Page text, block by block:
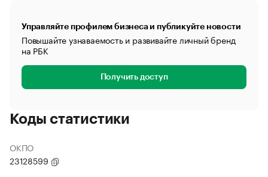
Управляйте профилем бизнеса и публикуйте новости
Повышайте узнаваемость и развивайте личный бренд
на РБК
Получить доступ
Коды статистики
ОКПО
23128599